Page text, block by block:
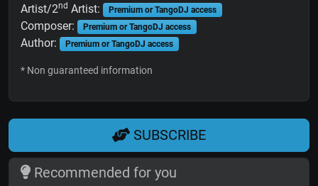
Artist/2nd Artist: Premium or TangoDJ access
Composer: Premium or TangoDJ access
Author: Premium or TangoDJ access
* Non guaranteed information
SUBSCRIBE
Recommended for you